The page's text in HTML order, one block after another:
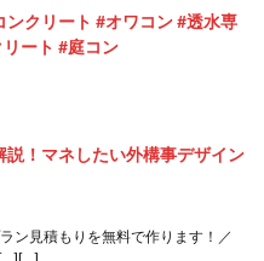
クリート #オワコン #透水専
ート #庭コン
説！マネしたい外構事デザイン
ン見積もりを無料で作ります！／